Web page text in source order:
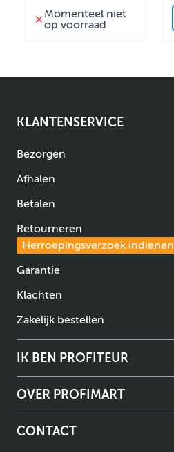
Momenteel niet
op voorraad
KLANTENSERVICE
Bezorgen
Afhalen
Betalen
Retourneren
Herroepingsverzoek indienen
Garantie
Klachten
Zakelijk bestellen
IK BEN PROFITEUR
OVER PROFIMART
CONTACT